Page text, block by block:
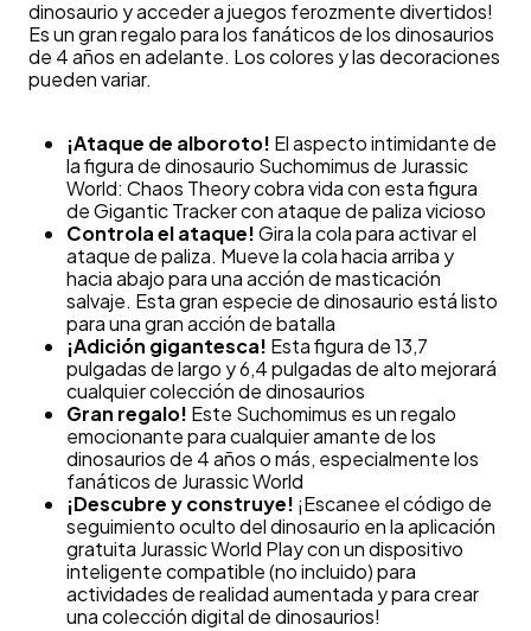
dinosaurio y acceder a juegos ferozmente divertidos!
Es un gran regalo para los fanáticos de los dinosaurios
de 4 años en adelante. Los colores y las decoraciones
pueden variar.
¡Ataque de alboroto! El aspecto intimidante de
la figura de dinosaurio Suchomimus de Jurassic
World: Chaos Theory cobra vida con esta figura
de Gigantic Tracker con ataque de paliza vicioso
Controla el ataque!Gira la cola para activar el
ataque de paliza. Mueve la cola hacia arriba y
hacia abajo para una acción de masticación
salvaje. Esta gran especie de dinosaurio está listo
para una gran acción de batalla
¡Adición gigantesca! Esta figura de 13,7
pulgadas de largo y 6,4 pulgadas de alto mejorará
cualquier colección de dinosaurios
Gran regalo! Este Suchomimus es un regalo
emocionante para cualquier amante de los
dinosaurios de 4 años o más, especialmente los
fanáticos de Jurassic World
¡Descubre y construye! ¡Escanee el código de
seguimiento oculto del dinosaurio en la aplicación
gratuita Jurassic World Play con un dispositivo
inteligente compatible (no incluido) para
actividades de realidad aumentada y para crear
una colección digital de dinosaurios!